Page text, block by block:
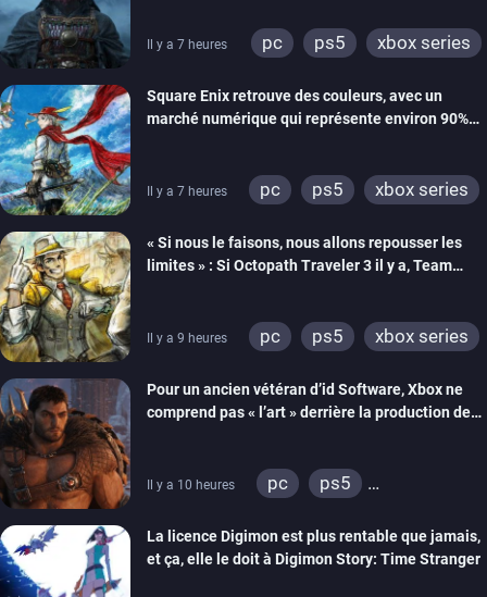
Il y a 7 heures pc ps5 xbox series
Square Enix retrouve des couleurs, avec un
marché numérique qui représente environ 90%
Il y a 7 heures pc ps5
xbox series
« Si nous le faisons, nous allons repousser les
limites » : Si Octopath Traveler 3 il y a, Team
Il y a 9 heures pc ps5
xbox series
xbox one
switch 2
Pour un ancien vétéran d’id Software, Xbox ne
comprend pas « l’art » derrière la production de
Il y a 10 heures pc
ps5
La licence Digimon est plus rentable que jamais,
et ça, elle le doit à Digimon Story: Time Stranger